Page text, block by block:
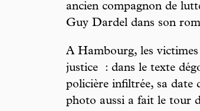
ancien compagnon de
Guy Dardel dans son
A Hambourg, les
justice : dans le texte
policière infiltrée, sa date
photo aussi a fait le tour